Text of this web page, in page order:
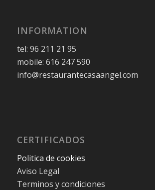
INFORMATION
tel: 96 211 21 95
mobile: 616 247 590
info@restaurantecasaangel.com
CERTIFICADOS
Politica de cookies
Aviso Legal
Terminos y condiciones